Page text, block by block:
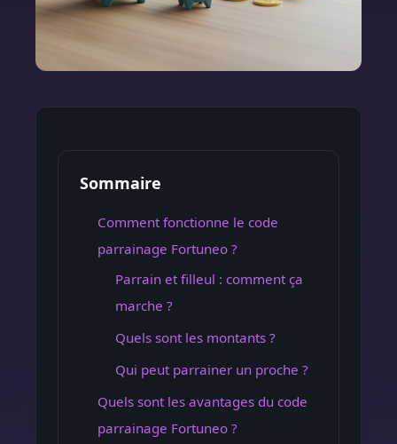
Sommaire
Comment fonctionne le code
parrainage Fortuneo ?
Parrain et filleul : comment ça
marche ?
Quels sont les montants ?
Qui peut parrainer un proche ?
Quels sont les avantages du code
parrainage Fortuneo ?